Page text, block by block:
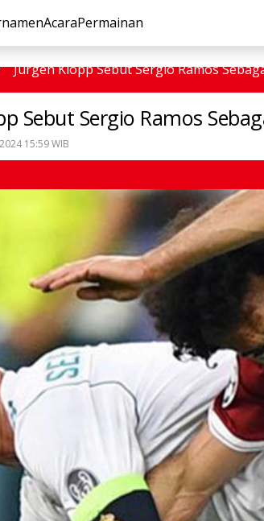
AcaraPermainan
Jurgen Klopp Sebut Sergio Ramos
Sebut Sergio Ramos
15:59 WIB